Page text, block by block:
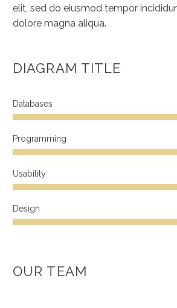
elit, sed do eiusmod tempor
dolore magna aliqua.
DIAGRAM TITLE
Databases
Programming
Usability
Design
OUR TEAM